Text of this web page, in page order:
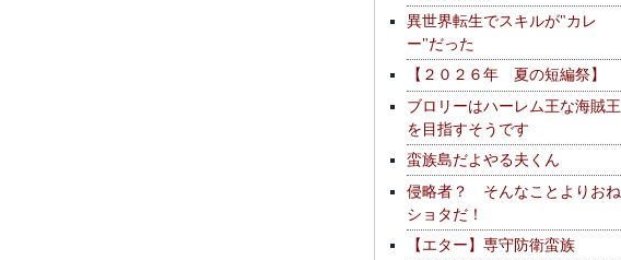
異世界転生でスキルが"カレ
ー"だった
【２０２６年 夏の短編祭】
ブロリーはハーレム王な海賊王
を目指すそうです
蛮族島だよやる夫くん
侵略者？ そんなことよりおね
ショタだ！
【エター】専守防衛蛮族